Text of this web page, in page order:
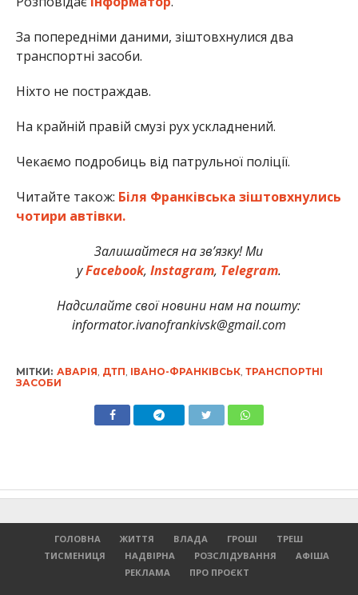
За попередніми даними, зіштовхнулися два
транспортні засоби.
Ніхто не постраждав.
На крайній правій смузі рух ускладнений.
Чекаємо подробиць від патрульної поліції.
Читайте також: Біля Франківська зіштовхнулись
чотири автівки.
Залишайтеся на зв’язку! Ми
уFacebook, Instagram, Telegram.
Надсилайте свої новини нам на пошту:
informator.ivanofrankivsk@gmail.com
МІТКИ: АВАРІЯ ДТП ІВАНО-ФРАНКІВСЬК, ТРАНСПОРТНІ
ЗАСОБИ
ГОЛОВНА ЖИТТЯ ВЛАДА ГРОШІ
ТРЕШ
ТИСМЕНИЦЯ
НАДВІРНА РОЗСЛІДУВАННЯ
АФІША
РЕКЛАМА
ПРО ПРОЄКТ